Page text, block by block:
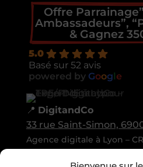
Offre
Ambassadeurs”,
& Gagnez
5.0
Basé sur 52 avis
powered by Google
📍 DigitandCo
33 rue Saint-Simon,
Agence digitale à Lyon –